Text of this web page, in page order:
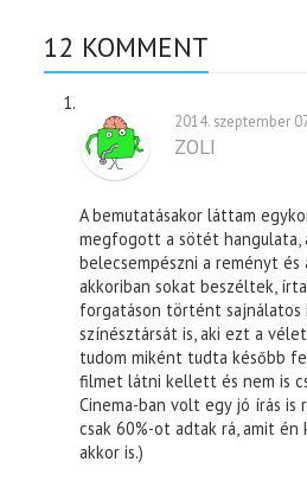
12 KOMMENT
2014. szeptember
ZOLI
A bemutatásakor láttam
megfogott a sötét hangulata,
belecsempészni a reményt és
akkoriban sokat beszéltek,
forgatáson történt sajnálatos
színésztársát is, aki ezt a
tudom miként tudta később
filmet látni kellett és nem is
Cinema-ban volt egy jó írás is
csak 60%-ot adtak rá, amit
akkor is.)